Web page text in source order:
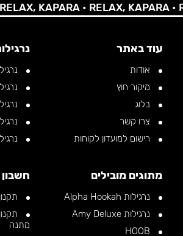
KAPARA •RELAX, KAPARA •
עוד באתר
אודות
מיקור חוץ
בלוג
צרו קשר
רישום למועדון לקוחות
מתוגים מובילים
נרגילות Alpha Hookah
נרגילות Amy Deluxe
חשבון
מתנה